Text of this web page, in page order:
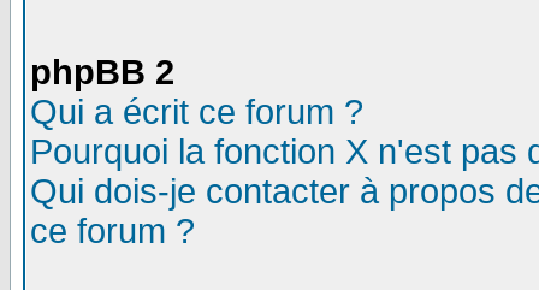
phpBB 2
Qui a écrit ce forum ?
Pourquoi la fonction X n'est pas
Qui dois-je contacter à propos
ce forum ?